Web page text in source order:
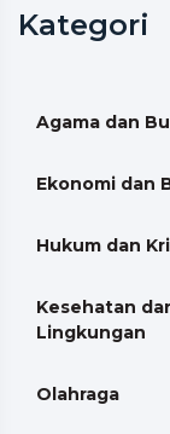
Kategori
Agama dan
Ekonomi dan
Hukum dan
Kesehatan
Lingkungan
Olahraga